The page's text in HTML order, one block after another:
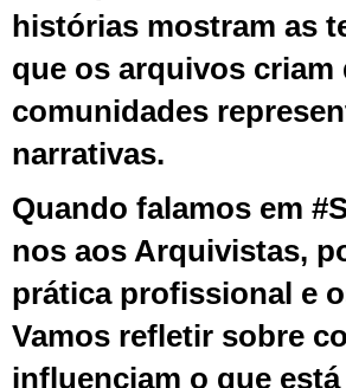
histórias mostram as
que os arquivos
comunidades
narrativas.
Quando falamos em
nos aos Arquivistas,
prática profissional e
Vamos refletir sobre
influenciam o que